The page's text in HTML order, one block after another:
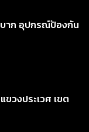
าก อุปกรณ์ป้องกัน
วงประเวศ เขต